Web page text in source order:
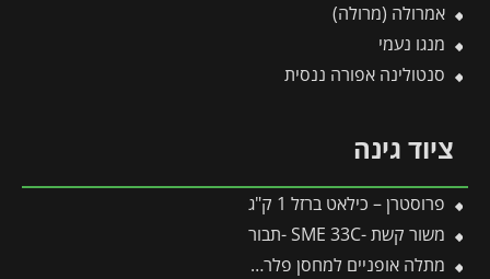
אמרולה (מרולה)
מנגו נעמי
סנטולינה אפורה ננסית
ציוד גינה
פרוסטרן – כילאט ברזל 1 ק"ג
משור קשת -SME 33C -תבור
מתלה אופניים למחסן פלרם – Canopia